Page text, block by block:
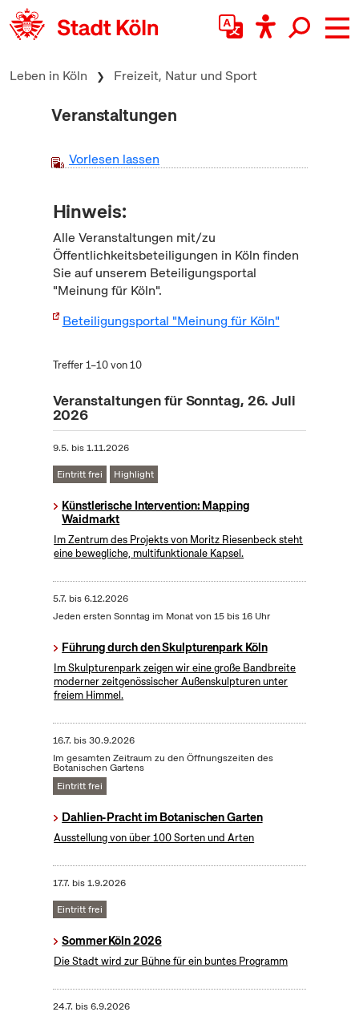
zum Inhalt springen
Leben in Köln Freizeit, Natur und Sport
Veranstaltungen
Vorlesen lassen
Hinweis:
Alle Veranstaltungen mit/zu
Öffentlichkeitsbeteiligungen in Köln finden
Sie auf unserem Beteiligungsportal
"Meinung für Köln".
Beteiligungsportal "Meinung für Köln"
Treffer 1–10 von 10
Veranstaltungen für Sonntag, 26. Juli
2026
9.5. bis1.11.2026
Eintritt frei Highlight
Künstlerische Intervention: Mapping
Waidmarkt
Im Zentrum des Projekts von Moritz Riesenbeck steht
eine bewegliche, multifunktionale Kapsel.
5.7. bis6.12.2026
Jeden ersten Sonntag im Monat von 15 bis 16 Uhr
Führung durch den Skulpturenpark Köln
Im Skulpturenpark zeigen wir eine große Bandbreite
moderner zeitgenössischer Außenskulpturen unter
freiem Himmel.
16.7. bis30.9.2026
Im gesamten Zeitraum zu den Öffnungszeiten des
Botanischen Gartens
Eintritt frei
Dahlien-Pracht im Botanischen Garten
Ausstellung von über 100 Sorten und Arten
17.7. bis1.9.2026
Eintritt frei
Sommer Köln 2026
Die Stadt wird zur Bühne für ein buntes Programm
24.7. bis6.9.2026